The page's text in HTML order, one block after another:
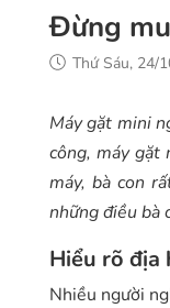
Đừng
Thứ Sáu, 24/
Máy gặt mini
công, máy gặt
máy, bà con
những điều bà
Hiểu rõ địa
Nhiều người